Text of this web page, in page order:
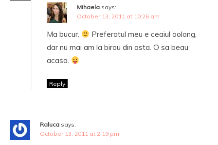
Mihaela says:
October 13, 2011 at 10:26 am
Ma bucur.
Preferatul meu e ceaiul oolong,
dar nu mai am la birou din asta. O sa beau
acasa.
Reply
Raluca says:
October 13, 2011 at 2:19 pm